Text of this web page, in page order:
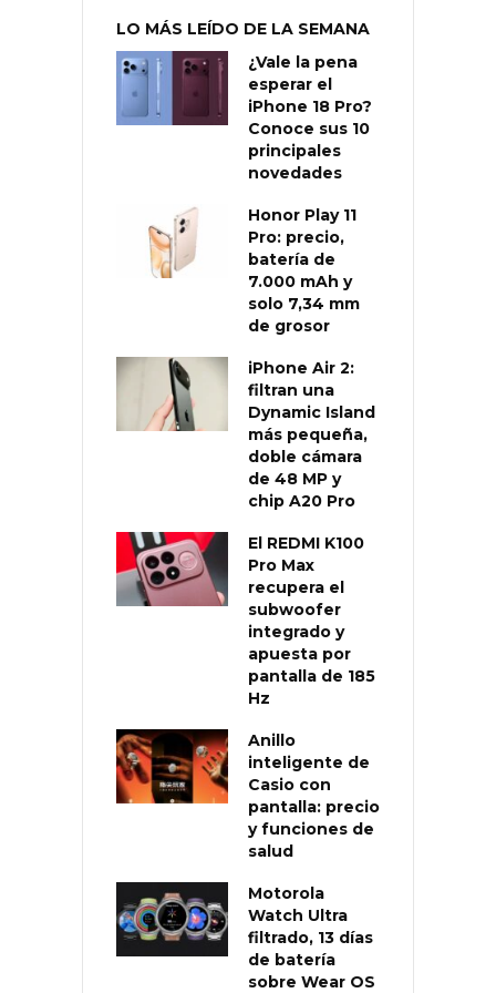
LO MÁS LEÍDO DE LA SEMANA
¿Vale la pena
esperar el
iPhone 18 Pro?
Conoce sus 10
principales
novedades
Honor Play 11
Pro: precio,
batería de
7.000 mAh y
solo 7,34 mm
de grosor
iPhone Air 2:
filtran una
Dynamic Island
más pequeña,
doble cámara
de 48 MP y
chip A20 Pro
El REDMI K100
Pro Max
recupera el
subwoofer
integrado y
apuesta por
pantalla de 185
Hz
Anillo
inteligente de
Casio con
pantalla: precio
y funciones de
salud
Motorola
Watch Ultra
filtrado, 13 días
de batería
sobre Wear OS